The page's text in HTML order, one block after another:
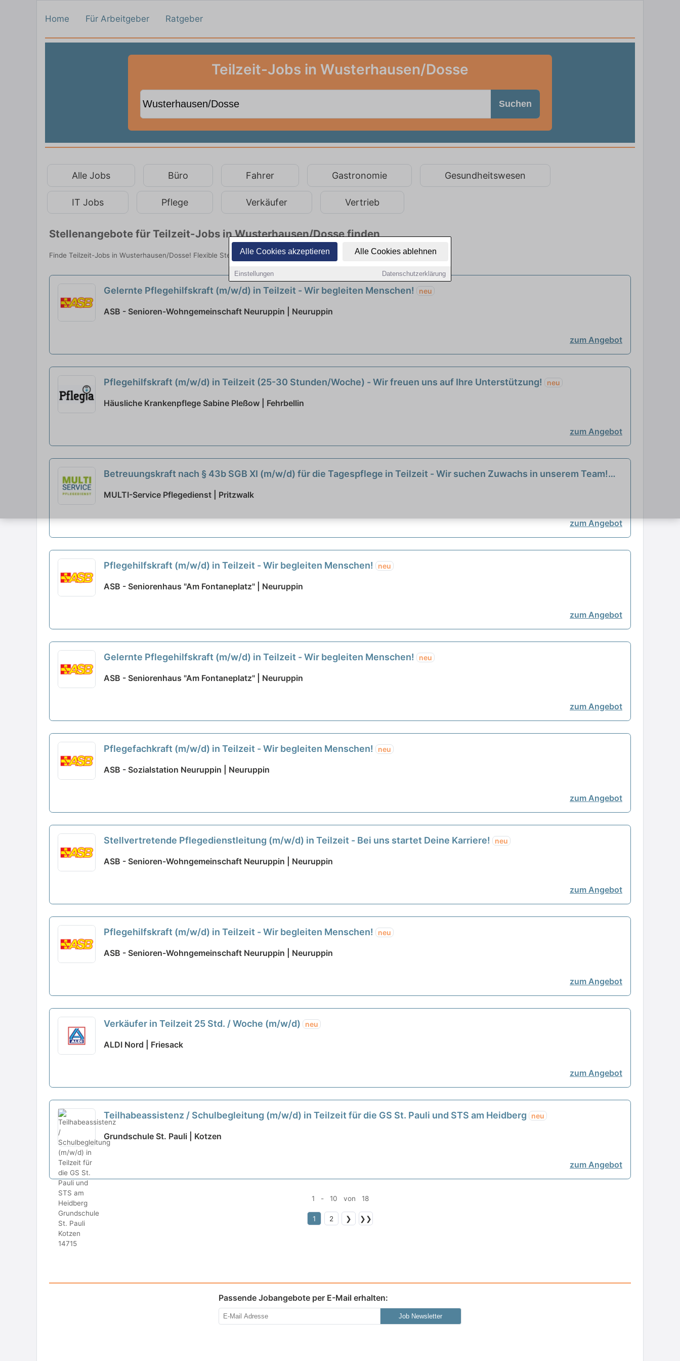
Alle Cookies akzeptieren Alle Cookies ablehnen
Einstellungen Datenschutzerklärung
Home Für Arbeitgeber Ratgeber
Teilzeit-Jobs in Wusterhausen/Dosse
Suchen
Alle Jobs Büro Fahrer Gastronomie Gesundheitswesen
IT Jobs Pflege Verkäufer Vertrieb
Stellenangebote für Teilzeit-Jobs in Wusterhausen/Dosse finden
Finde Teilzeit-Jobs in Wusterhausen/Dosse! Flexible Stellen in vielen Branchen. Jetzt bewerben!
Gelernte Pflegehilfskraft (m/w/d) in Teilzeit - Wir begleiten Menschen! neu
ASB - Senioren-Wohngemeinschaft Neuruppin | Neuruppin
zum Angebot
Pflegehilfskraft (m/w/d) in Teilzeit (25-30 Stunden/Woche) - Wir freuen uns auf Ihre Unterstützung! neu
Häusliche Krankenpflege Sabine Pleßow | Fehrbellin
zum Angebot
Betreuungskraft nach § 43b SGB XI (m/w/d) für die Tagespflege in Teilzeit - Wir suchen Zuwachs in unserem Team!
MULTI-Service Pflegedienst | Pritzwalk
zum Angebot
Pflegehilfskraft (m/w/d) in Teilzeit - Wir begleiten Menschen! neu
ASB - Seniorenhaus "Am Fontaneplatz" | Neuruppin
zum Angebot
Gelernte Pflegehilfskraft (m/w/d) in Teilzeit - Wir begleiten Menschen! neu
ASB - Seniorenhaus "Am Fontaneplatz" | Neuruppin
zum Angebot
Pflegefachkraft (m/w/d) in Teilzeit - Wir begleiten Menschen! neu
ASB - Sozialstation Neuruppin | Neuruppin
zum Angebot
Stellvertretende Pflegedienstleitung (m/w/d) in Teilzeit - Bei uns startet Deine Karriere! neu
ASB - Senioren-Wohngemeinschaft Neuruppin | Neuruppin
zum Angebot
Pflegehilfskraft (m/w/d) in Teilzeit - Wir begleiten Menschen! neu
ASB - Senioren-Wohngemeinschaft Neuruppin | Neuruppin
zum Angebot
Verkäufer in Teilzeit 25 Std. / Woche (m/w/d) neu
ALDI Nord | Friesack
zum Angebot
Teilhabeassistenz / Schulbegleitung (m/w/d) in Teilzeit für die GS St. Pauli und STS am Heidberg neu
Grundschule St. Pauli | Kotzen
zum Angebot
1 - 10 von 18
1 2 ❯ ❯❯
Passende Jobangebote per E-Mail erhalten:
Job Newsletter